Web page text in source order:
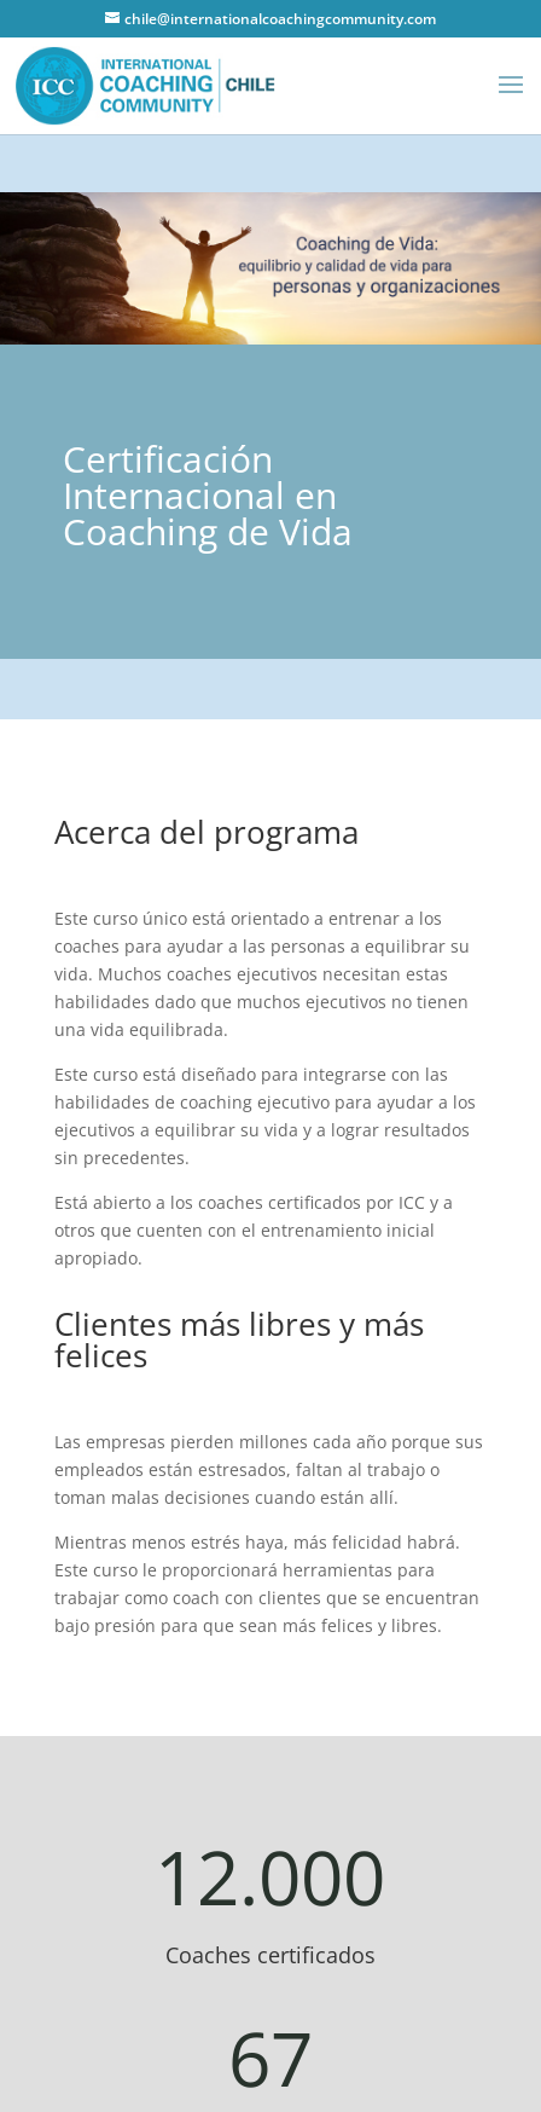
chile@internationalcoachingcommunity.com
Certificación
Internacional en
Coaching de Vida
Acerca del programa
Este curso único está orientado a entrenar a los
coaches para ayudar a las personas a equilibrar su
vida. Muchos coaches ejecutivos necesitan estas
habilidades dado que muchos ejecutivos no tienen
una vida equilibrada.
Este curso está diseñado para integrarse con las
habilidades de coaching ejecutivo para ayudar a los
ejecutivos a equilibrar su vida y a lograr resultados
sin precedentes.
Está abierto a los coaches certificados por ICC y a
otros que cuenten con el entrenamiento inicial
apropiado.
Clientes más libres y más
felices
Las empresas pierden millones cada año porque sus
empleados están estresados, faltan al trabajo o
toman malas decisiones cuando están allí.
Mientras menos estrés haya, más felicidad habrá.
Este curso le proporcionará herramientas para
trabajar como coach con clientes que se encuentran
bajo presión para que sean más felices y libres.
12.000
Coaches certificados
67